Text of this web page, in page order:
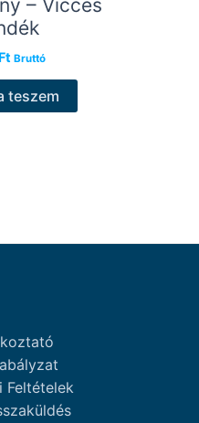
– Vicces
Ft Bruttó
teszem
Feltételek